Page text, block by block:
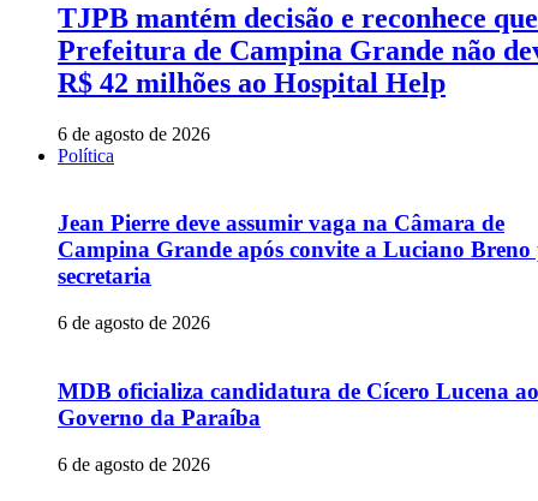
TJPB mantém decisão e reconhece que
Prefeitura de Campina Grande não
R$ 42 milhões ao Hospital Help
6 de agosto de 2026
Política
Jean Pierre deve assumir vaga na Câmara de
Campina Grande após convite a Luciano Breno
secretaria
6 de agosto de 2026
MDB oficializa candidatura de Cícero Lucena ao
Governo da Paraíba
6 de agosto de 2026